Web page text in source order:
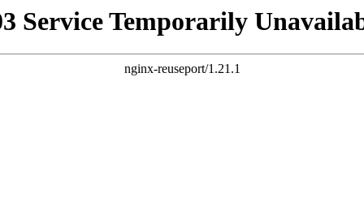
Service Temporarily
nginx-reuseport/1.21.1